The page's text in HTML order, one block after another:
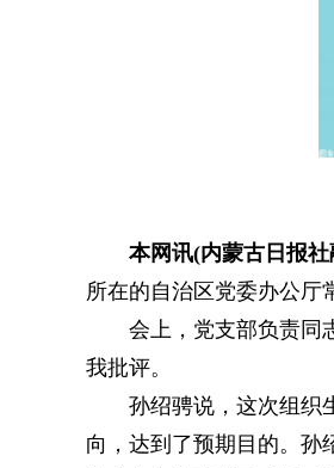
本网讯(内蒙古日报
所在的自治区党委办公厅
会上，党支部负责同
我批评。
孙绍骋说，这次组织
向，达到了预期目的。孙